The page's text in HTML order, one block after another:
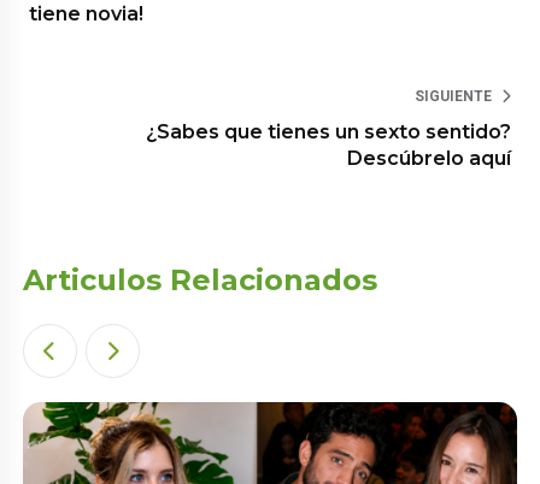
tiene novia!
SIGUIENTE
¿Sabes que tienes un sexto sentido?
Descúbrelo aquí
Articulos Relacionados